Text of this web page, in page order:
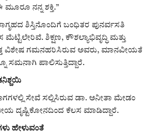
ನನ್ನ ಶಕ್ತಿ.”
ಶಿಸ್ತಿನೊಂದಿಗೆ ಬಂಧಿತರ ಪುನರ್ವಸತಿ
ಶಿಕ್ಷಣ, ಕೌಶಲ್ಯಾಭಿವೃದ್ಧಿ ಮತ್ತು
ವಿಶೇಷ ಗಮನಹರಿಸಿರುವ ಅವರು, ಮಾನವೀಯತೆ
ಸಮನಾಗಿ ಪಾಲಿಸುತ್ತಿದ್ದಾರೆ.
ಸೇವೆ ಸಲ್ಲಿಸಿರುವ ಡಾ. ಅನೀತಾ ಮೇಡಂ
ದೃಷ್ಟಿಕೋನದಿಂದ ಕೆಲಸ ಮಾಡಿದ್ದಾರೆ.
ಹೇಳುವಂತೆ